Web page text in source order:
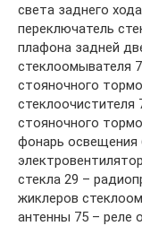
света заднего
переключатель
плафона задней
стеклоомывателя
стояночного
стояночного
фонарь освещения
стекла 29 –
жиклеров
антенны 75 – реле